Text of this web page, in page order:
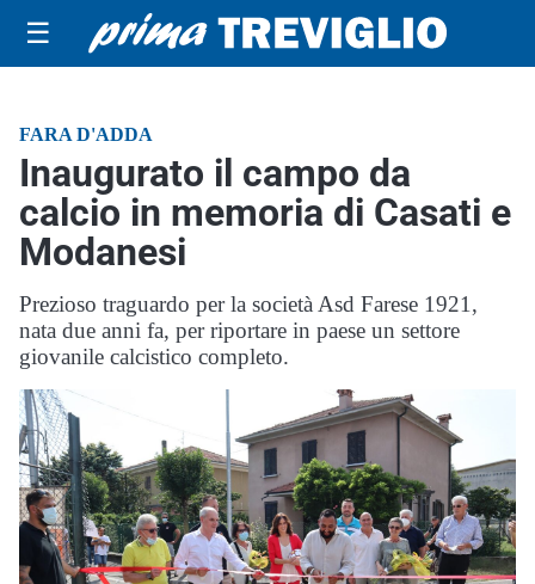
☰
FARA D'ADDA
Inaugurato il campo da
calcio in memoria di Casati e
Modanesi
Prezioso traguardo per la società Asd Farese 1921,
nata due anni fa, per riportare in paese un settore
giovanile calcistico completo.